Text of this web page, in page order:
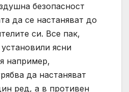
безопасност
да се настаняват до
си. Все пак,
ясни
например,
да настаняват
ред, а в противен